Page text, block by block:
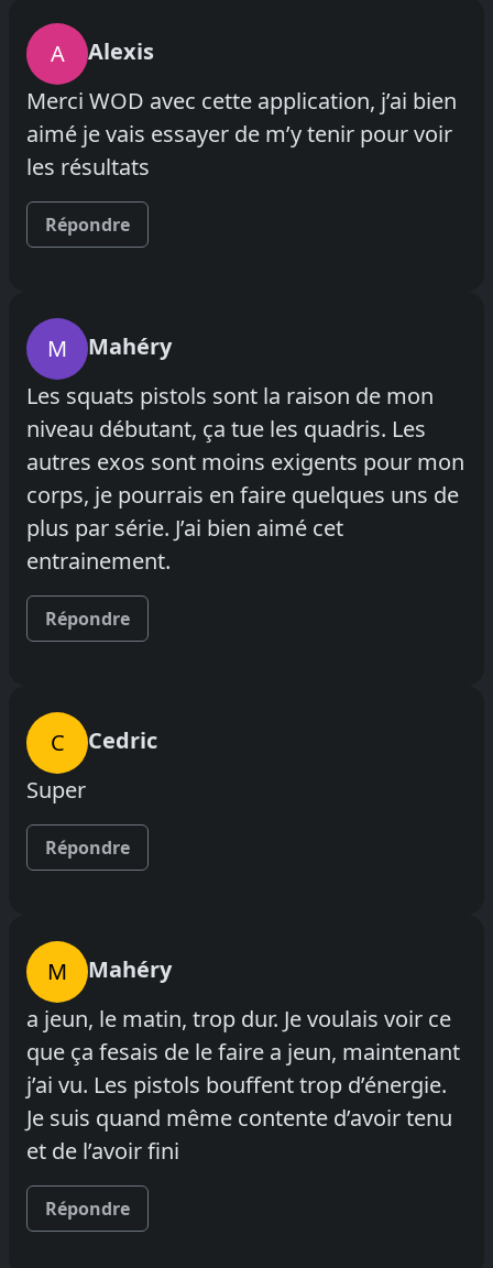
A
Alexis
Merci WOD avec cette application, j’ai bien
aimé je vais essayer de m’y tenir pour voir
les résultats
Répondre
M
Mahéry
Les squats pistols sont la raison de mon
niveau débutant, ça tue les quadris. Les
autres exos sont moins exigents pour mon
corps, je pourrais en faire quelques uns de
plus par série. J’ai bien aimé cet
entrainement.
Répondre
C
Cedric
Super
Répondre
M
Mahéry
a jeun, le matin, trop dur. Je voulais voir ce
que ça fesais de le faire a jeun, maintenant
j’ai vu. Les pistols bouffent trop d’énergie.
Je suis quand même contente d’avoir tenu
et de l’avoir fini
Répondre